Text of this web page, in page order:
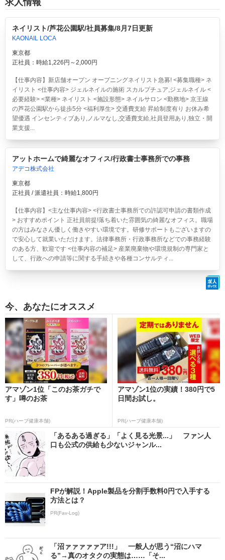
ネイリスト/芦花公園駅/社員募集/8月7日更新
KAONAIL LOCA
東京都
正社員：時給1,226円～2,000円
【仕事内容】新店舗オープン オープニングネイリスト急募! <募集職種> ネ
イリスト <仕事内容> ジェルネイルの施術 スカルプチュア,ジェルネイル <
必要経験> <業種> ネイリスト <施設形態> ネイルサロン <勤務地> 京王線
の芦花公園駅から徒歩5分 <福利厚生> 交通費支給 昇給制度有り お休み希
望優遇 インセンティブあり,ノルマなし,交通費支給,社員登用あり,独立・開
業支援...
アットホームで綺麗なオフィス/行政書士事務所での事務
アデコ株式会社
東京都
正社員 / 派遣社員：時給1,800円
【仕事内容】<主な仕事内容> <行政書士事務所での許認可申請の書類作成
> おすすめポイント 正社員前提!落ち着いた雰囲気の綺麗なオフィス。職場
の方はみなさん優しく働きやすい環境です。研修サポートもございますの
で安心して就業いただけます。法律事務所・行政事務所などでの事務経験
のある方、歓迎です <仕事内容の補足> 産業廃棄物や環境規制の専門家と
して、行政への申請等に関する手続きや各種コンサルティ...
今、あなたにオススメ
アマゾン1位「このお茶ガチで
す」噂のお茶
PR(ハーブ健康本舗)
アマゾン1位の実績！380円で5
日間お試し。
PR(ハーブ健康本舗)
「あるある過ぎる」「よく見る光景...」 ファン人
口も公式の供給も少ないジャンル...
FPが解説！Apple製品を分割手数料0円で入手する
方法とは？
PR(Fav-Log)
「沼ァァァァァア!!!」 一般人が思う“沼にハマ
る”→真のオタクの実態は……「そ...